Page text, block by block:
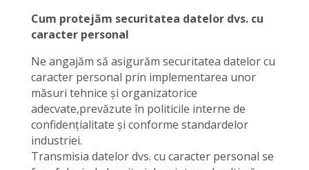
Cum protejăm securitatea datelor dvs. cu
caracter personal
Ne angajăm să asigurăm securitatea datelor cu
caracter personal prin implementarea unor
măsuri tehnice și organizatorice
adecvate,prevăzute în politicile interne de
confidențialitate și conforme standardelor
industriei.
Transmisia datelor dvs. cu caracter personal se